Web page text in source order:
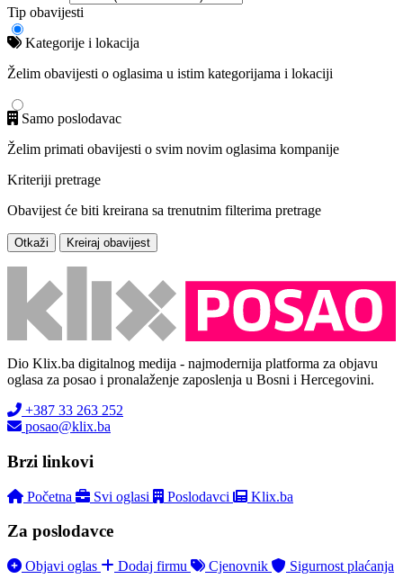
Tip obavijesti
Kategorije i lokacija
Želim obavijesti o oglasima u istim kategorijama i lokaciji
Samo poslodavac
Želim primati obavijesti o svim novim oglasima kompanije
Kriteriji pretrage
Obavijest će biti kreirana sa trenutnim filterima pretrage
Otkaži Kreiraj obavijest
Dio Klix.ba digitalnog medija - najmodernija platforma za objavu
oglasa za posao i pronalaženje zaposlenja u Bosni i Hercegovini.
+387 33 263 252
posao@klix.ba
Brzi linkovi
Početna Svi oglasi Poslodavci Klix.ba
Za poslodavce
Objavi oglas Dodaj firmu Cjenovnik Sigurnost plaćanja